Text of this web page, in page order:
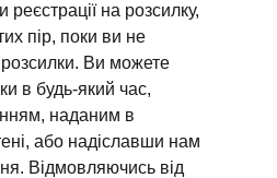
реєстрації на розсилку,
пір, поки ви не
Ви можете
в будь-який час,
наданим в
або надіславши нам
Відмовляючись від